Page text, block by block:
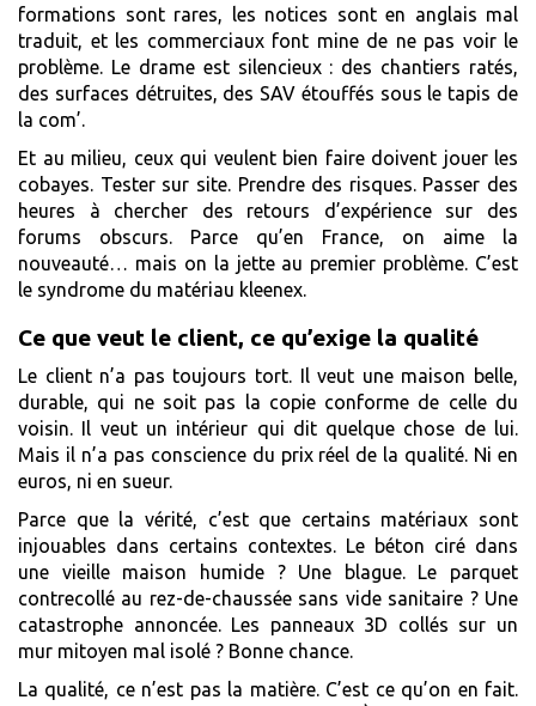
formations sont rares, les notices sont en anglais mal
traduit, et les commerciaux font mine de ne pas voir le
problème. Le drame est silencieux : des chantiers ratés,
des surfaces détruites, des SAV étouffés sous le tapis de
la com’.
Et au milieu, ceux qui veulent bien faire doivent jouer les
cobayes. Tester sur site. Prendre des risques. Passer des
heures à chercher des retours d’expérience sur des
forums obscurs. Parce qu’en France, on aime la
nouveauté… mais on la jette au premier problème. C’est
le syndrome du matériau kleenex.
Ce que veut le client, ce qu’exige la qualité
Le client n’a pas toujours tort. Il veut une maison belle,
durable, qui ne soit pas la copie conforme de celle du
voisin. Il veut un intérieur qui dit quelque chose de lui.
Mais il n’a pas conscience du prix réel de la qualité. Ni en
euros, ni en sueur.
Parce que la vérité, c’est que certains matériaux sont
injouables dans certains contextes. Le béton ciré dans
une vieille maison humide ? Une blague. Le parquet
contrecollé au rez-de-chaussée sans vide sanitaire ? Une
catastrophe annoncée. Les panneaux 3D collés sur un
mur mitoyen mal isolé ? Bonne chance.
La qualité, ce n’est pas la matière. C’est ce qu’on en fait.